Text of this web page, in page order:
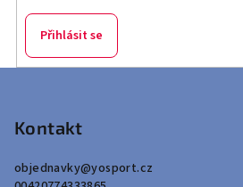
Přihlásit se
Kontakt
objednavky@yosport.cz